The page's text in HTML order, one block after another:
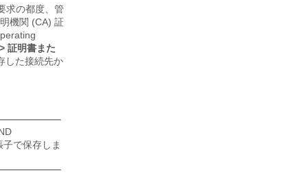
求の都度、管
機関 (CA) 証
証明書また
した接続先か
で保存しま